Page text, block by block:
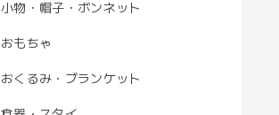
小物・帽子・ボンネット
おもちゃ
おくるみ・ブランケット